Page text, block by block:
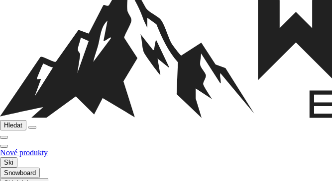
Hledat
Nové produkty
Ski
Snowboard